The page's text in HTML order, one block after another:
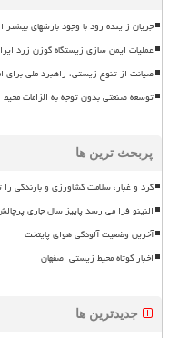
جریان زاینده رود با وجود بارشهای
عملیات ایمن سازی زیستگاه گوزن زرد
صیانت از تنوع زیستی، راهبرد ملی
توسعه صنعتی بدون توجه به الزامات
پربحث ترین ها
گرد و غبار، سلامت کشاورزی و بارندگی
النینو فرا می رسد پاییز سال جاری
آخرین وضعیت آلودگی هوای پایتخت
اخبار کوتاه محیط زیستی اصفهان
جدیدترین ها